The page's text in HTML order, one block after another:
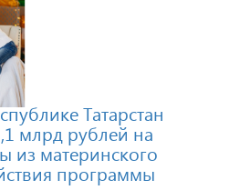
Татарстан
млрд рублей на
из материнского
программы